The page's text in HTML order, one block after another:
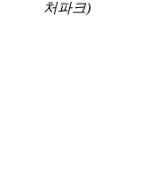
처파크)